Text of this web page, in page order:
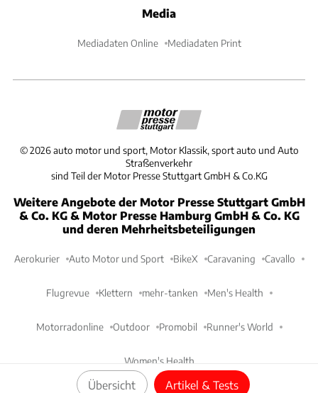
Übersicht Artikel & Tests
Media
Mediadaten Online Mediadaten Print
©2026 auto motor und sport, Motor Klassik, sport auto und Auto
Straßenverkehr
sind Teil der Motor Presse Stuttgart GmbH & Co.KG
Weitere Angebote der Motor Presse Stuttgart GmbH
& Co. KG & Motor Presse Hamburg GmbH & Co. KG
und deren Mehrheitsbeteiligungen
Aerokurier Auto Motor und Sport BikeX Caravaning Cavallo
Flugrevue Klettern mehr-tanken Men's Health
Motorradonline Outdoor Promobil Runner's World
Women's Health